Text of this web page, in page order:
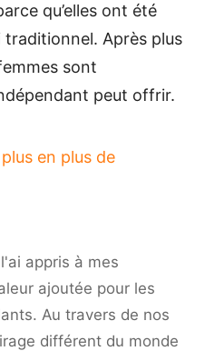
qu’elles ont été
traditionnel. Après plus
sont
peut offrir.
en plus de
appris à mes
ajoutée pour les
Au travers de nos
différent du monde